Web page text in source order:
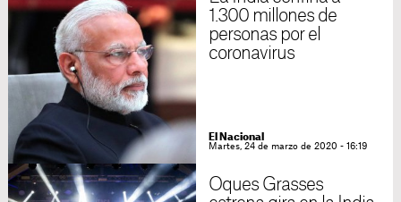
1.300 millones de
personas por el
coronavirus
El Nacional
Martes, 24 de marzo de 2020 - 16:19
Oques Grasses